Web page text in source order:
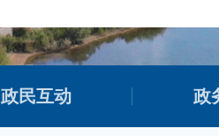
政民互动 政